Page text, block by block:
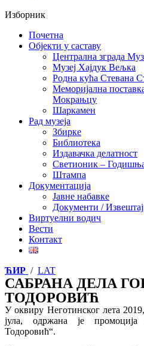
Изборник
Почетна
Објекти у саставу
Централна зграда
Музеј Хајдук Вељка
Родна кућа Стевана
Меморијална
Мокрањцу
Шаркамен
Рад музеја
Збирке
Библиотека
Издавачка делатност
Светионик –
Штампа
Документација
Јавне набавке
Документи /
Виртуелни водич
Вести
Контакт
ЋИР / LAT
САБРАНА ДЕЛА
ТОДОРОВИЋ
У оквиру Неготинског лета
јула, одржана је
Тодоровић“.